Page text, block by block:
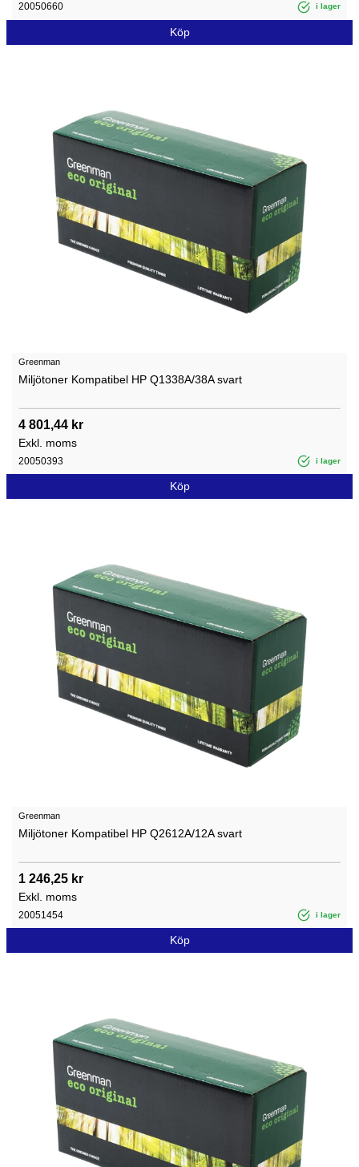
20050660 i lager
Köp
Greenman
Miljötoner Kompatibel HP Q1338A/38A svart
4 801,44 kr
Exkl. moms
20050393 i lager
Köp
Greenman
Miljötoner Kompatibel HP Q2612A/12A svart
1 246,25 kr
Exkl. moms
20051454 i lager
Köp